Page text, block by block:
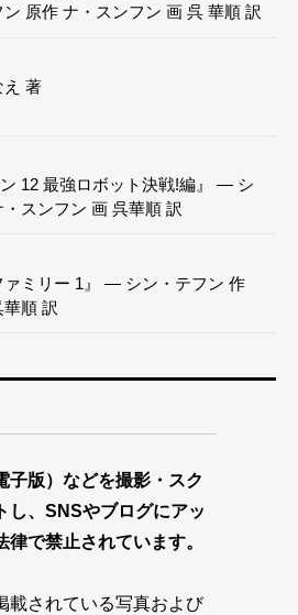
原作 ナ・スンフン 画 呉 華順 訳
え 著
ン 12 最強ロボット決戦!編』 — シ
スンフン 画 呉華順 訳
ァミリー 1』 — シン・テフン 作
順 訳
子版）などを撮影・スク
し、SNSやブログにアッ
律で禁止されています。
載されている写真および